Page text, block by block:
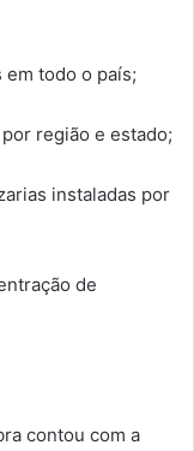
todo o país;
região e estado;
instaladas por
de
contou com a